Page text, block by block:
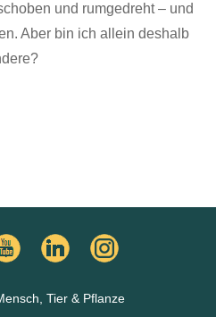
und rumgedreht – und
Aber bin ich allein deshalb
Tier & Pflanze